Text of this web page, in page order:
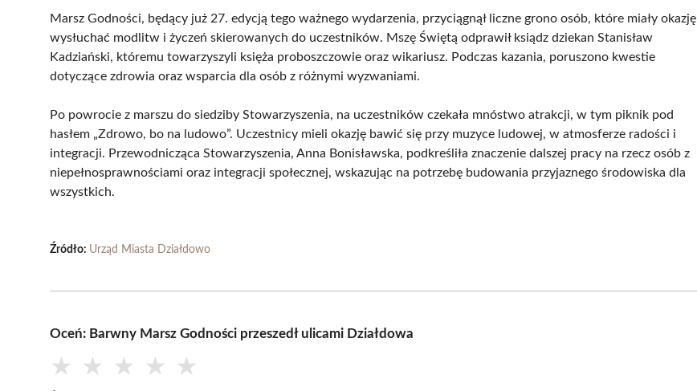
Marsz Godności, będący już 27. edycją tego ważnego wydarzenia, przyciągnął liczne grono osób, które miały okazję
wysłuchać modlitw i życzeń skierowanych do uczestników. Mszę Świętą odprawił ksiądz dziekan Stanisław
Kadziański, któremu towarzyszyli księża proboszczowie oraz wikariusz. Podczas kazania, poruszono kwestie
dotyczące zdrowia oraz wsparcia dla osób z różnymi wyzwaniami.
Po powrocie z marszu do siedziby Stowarzyszenia, na uczestników czekała mnóstwo atrakcji, w tym piknik pod
hasłem „Zdrowo, bo na ludowo”. Uczestnicy mieli okazję bawić się przy muzyce ludowej, w atmosferze radości i
integracji. Przewodnicząca Stowarzyszenia, Anna Bonisławska, podkreśliła znaczenie dalszej pracy na rzecz osób z
niepełnosprawnościami oraz integracji społecznej, wskazując na potrzebę budowania przyjaznego środowiska dla
wszystkich.
Źródło: Urząd Miasta Działdowo
Oceń: Barwny Marsz Godności przeszedł ulicami Działdowa
★ ★ ★ ★ ★